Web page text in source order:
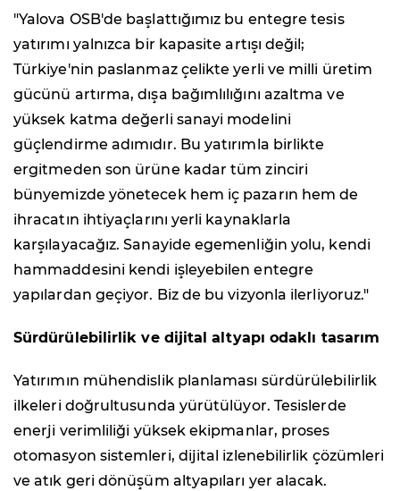
"Yalova OSB'de başlattığımız bu entegre tesis
yatırımı yalnızca bir kapasite artışı değil;
Türkiye'nin paslanmaz çelikte yerli ve milli üretim
gücünü artırma, dışa bağımlılığını azaltma ve
yüksek katma değerli sanayi modelini
güçlendirme adımıdır. Bu yatırımla birlikte
ergitmeden son ürüne kadar tüm zinciri
bünyemizde yönetecek hem iç pazarın hem de
ihracatın ihtiyaçlarını yerli kaynaklarla
karşılayacağız. Sanayide egemenliğin yolu, kendi
hammaddesini kendi işleyebilen entegre
yapılardan geçiyor. Biz de bu vizyonla ilerliyoruz."
Sürdürülebilirlik ve dijital altyapı odaklı tasarım
Yatırımın mühendislik planlaması sürdürülebilirlik
ilkeleri doğrultusunda yürütülüyor. Tesislerde
enerji verimliliği yüksek ekipmanlar, proses
otomasyon sistemleri, dijital izlenebilirlik çözümleri
ve atık geri dönüşüm altyapıları yer alacak.